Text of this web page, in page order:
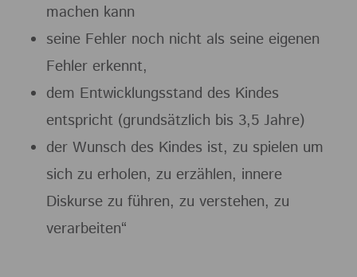
machen kann
seine Fehler noch nicht als seine eigenen
Fehler erkennt,
dem Entwicklungsstand des Kindes
entspricht (grundsätzlich bis 3,5 Jahre)
der Wunsch des Kindes ist, zu spielen um
sich zu erholen, zu erzählen, innere
Diskurse zu führen, zu verstehen, zu
verarbeiten“